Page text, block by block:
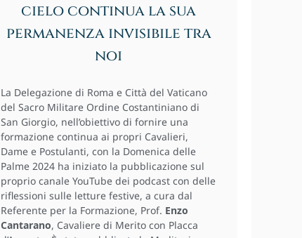
cielo continua la sua
permanenza invisibile tra
noi
La Delegazione di Roma e Città del Vaticano
del Sacro Militare Ordine Costantiniano di
San Giorgio, nell’obiettivo di fornire una
formazione continua ai propri Cavalieri,
Dame e Postulanti, con la Domenica delle
Palme 2024 ha iniziato la pubblicazione sul
proprio canale YouTube dei podcast con delle
riflessioni sulle letture festive, a cura dal
Referente per la Formazione, Prof. Enzo
Cantarano, Cavaliere di Merito con Placca